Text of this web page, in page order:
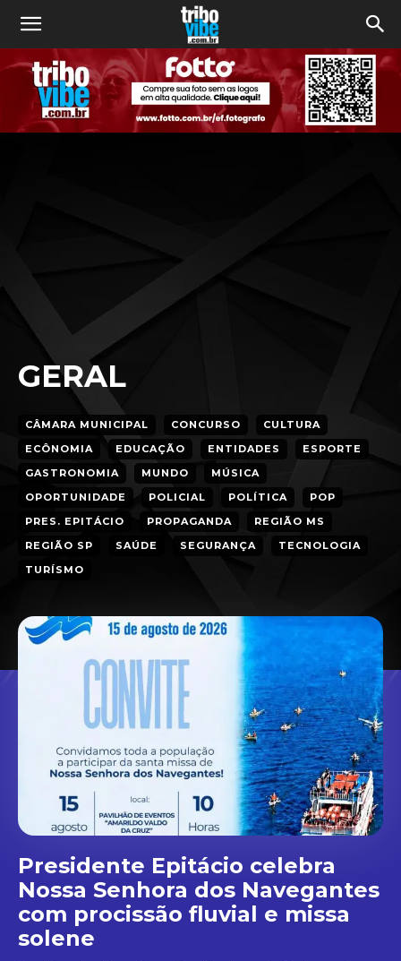
GERAL
CÂMARA MUNICIPAL CONCURSO
CULTURA
ECÔNOMIA
EDUCAÇÃO ENTIDADES
ESPORTE
GASTRONOMIA
MUNDO
MÚSICA
OPORTUNIDADE
POLICIAL POLÍTICA
POP
PRES. EPITÁCIO
PROPAGANDA
REGIÃO MS
REGIÃO SP
SAÚDE SEGURANÇA
TECNOLOGIA
TURÍSMO
Presidente Epitácio celebra
Nossa Senhora dos Navegantes
com procissão fluvial e missa
solene